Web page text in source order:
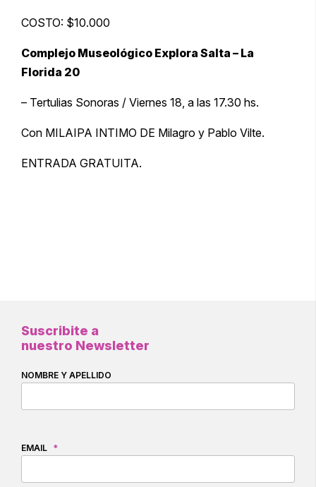
COSTO: $10.000
Complejo Museológico Explora Salta – La
Florida 20
– Tertulias Sonoras / Viernes 18, a las 17.30 hs.
Con MILAIPA INTIMO DE Milagro y Pablo Vilte.
ENTRADA GRATUITA.
Suscribite a
nuestro Newsletter
NOMBRE Y APELLIDO
EMAIL *